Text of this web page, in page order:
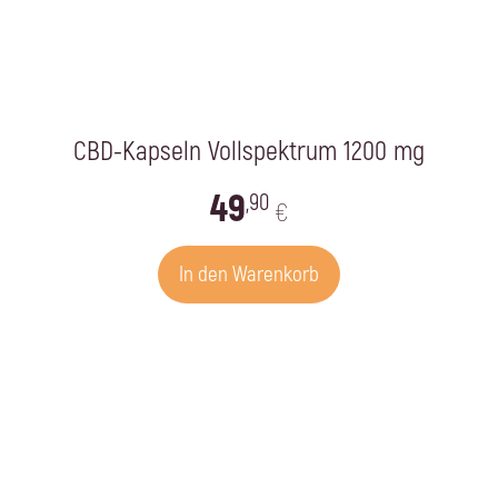
CBD-Kapseln Vollspektrum 1200 mg
49,90 €
In den Warenkorb